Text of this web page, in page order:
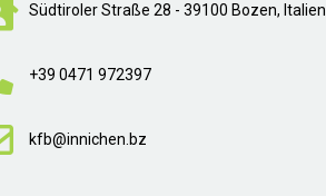
Südtiroler Straße 28 - 39100 Bozen, Italien
+39 0471 972397
kfb@innichen.bz